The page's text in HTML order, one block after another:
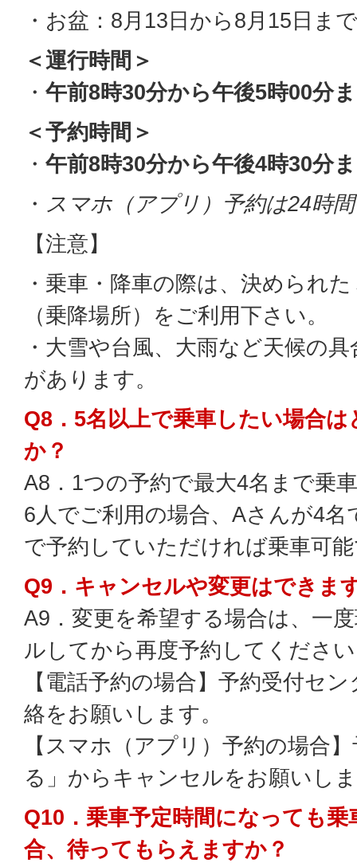
・お盆：8月13日から8月15日まで
＜運行時間＞
・ 午前8時30分から午後5時00分
＜予約時間＞
・ 午前8時30分から午後4時30分
・ ス マホ（アプリ）予約は24時
【注意】
・乗車・降車の際は、決められ
（乗降場所）をご利用下さい。
・大雪や台風、大雨など天候の
があります。
Q8．5名以上で乗車したい場合
か？
A8．1つの予約で最大4名まで乗
6人でご利用の場合、Aさんが4
で予約していただければ乗車可
Q9．キャンセルや変更はできま
A9．変更を希望する場合は、一
ルしてから再度予約してくださ
【電話予約の場合】予約受付セ
絡をお願いします。
【スマホ（アプリ）予約の場合
る」からキャンセルをお願いし
Q10．乗車予定時間になっても
合、待ってもらえますか？